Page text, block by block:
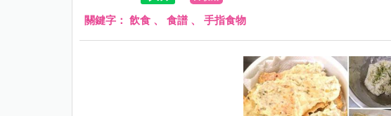
關鍵字： 飲食 、 食譜 、 手指食物